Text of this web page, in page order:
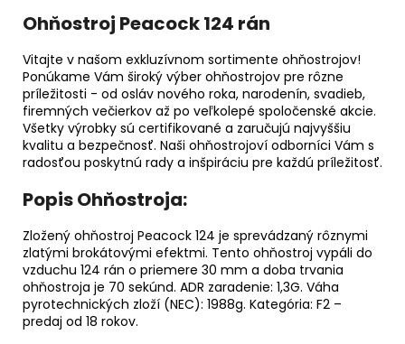
Ohňostroj Peacock 124 rán
Vitajte v našom exkluzívnom sortimente ohňostrojov!
Ponúkame Vám široký výber ohňostrojov pre rôzne
príležitosti - od osláv nového roka, narodenín, svadieb,
firemných večierkov až po veľkolepé spoločenské akcie.
Všetky výrobky sú certifikované a zaručujú najvyššiu
kvalitu a bezpečnosť. Naši ohňostrojoví odborníci Vám s
radosťou poskytnú rady a inšpiráciu pre každú príležitosť.
Popis Ohňostroja:
Zložený ohňostroj Peacock 124 je sprevádzaný rôznymi
zlatými brokátovými efektmi. Tento ohňostroj vypáli do
vzduchu 124 rán o priemere 30 mm a doba trvania
ohňostroja je 70 sekúnd. ADR zaradenie: 1,3G. Váha
pyrotechnických zloží (NEC): 1988g. Kategória: F2 –
predaj od 18 rokov.